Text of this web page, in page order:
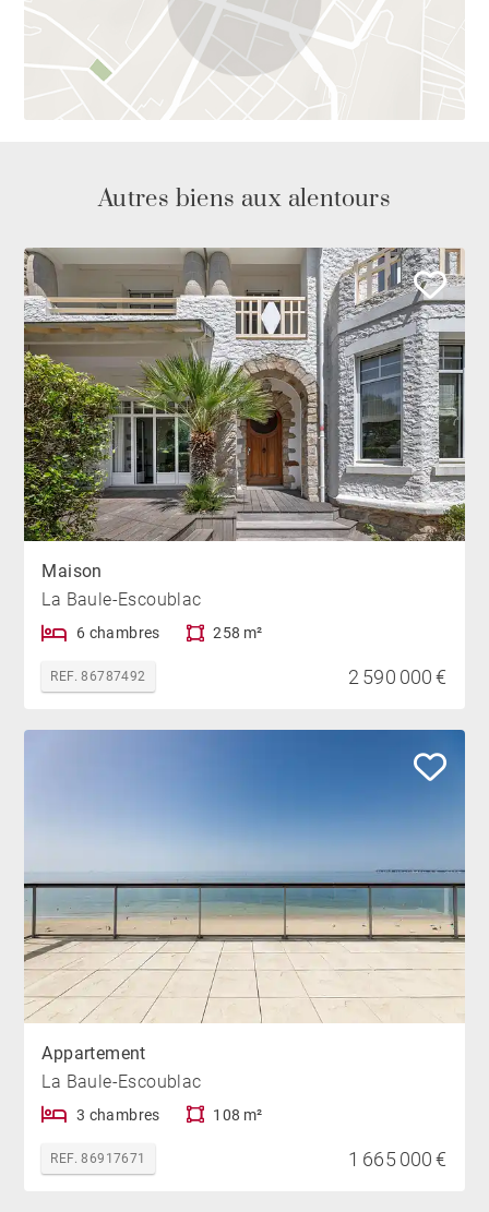
Autres biens aux alentours
Maison
La Baule-Escoublac
6 chambres 258 m²
REF. 86787492 2 590 000 €
Appartement
La Baule-Escoublac
3 chambres 108 m²
REF. 86917671 1 665 000 €